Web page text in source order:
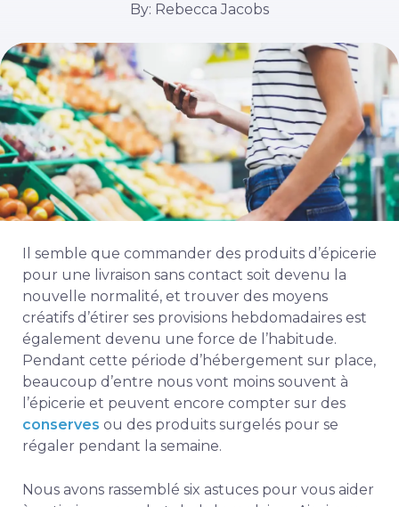
By: Rebecca Jacobs
Il semble que commander des produits d’épicerie
pour une livraison sans contact soit devenu la
nouvelle normalité, et trouver des moyens
créatifs d’étirer ses provisions hebdomadaires est
également devenu une force de l’habitude.
Pendant cette période d’hébergement sur place,
beaucoup d’entre nous vont moins souvent à
l’épicerie et peuvent encore compter sur des
conserves ou des produits surgelés pour se
régaler pendant la semaine.
Nous avons rassemblé six astuces pour vous aider